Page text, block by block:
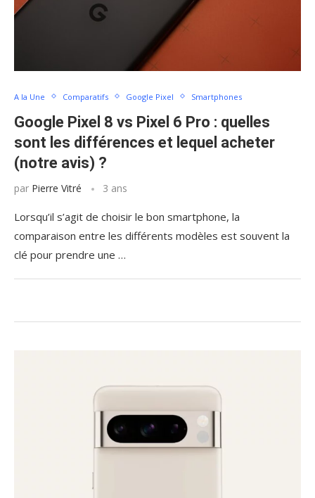
A la Une Comparatifs Google Pixel Smartphones
Google Pixel 8 vs Pixel 6 Pro : quelles
sont les différences et lequel acheter
(notre avis) ?
par Pierre Vitré 3 ans
Lorsqu’il s’agit de choisir le bon smartphone, la
comparaison entre les différents modèles est souvent la
clé pour prendre une …